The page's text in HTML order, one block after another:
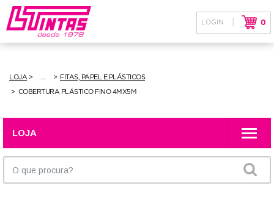
NOTÍCIAS
0
LOGIN
LOJA FITAS, PAPEL E PLÁSTICOS
COBERTURA PLÁSTICO FINO 4MX5M
LOJA